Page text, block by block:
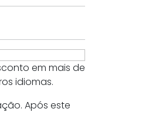
em mais de
idiomas.
Após este